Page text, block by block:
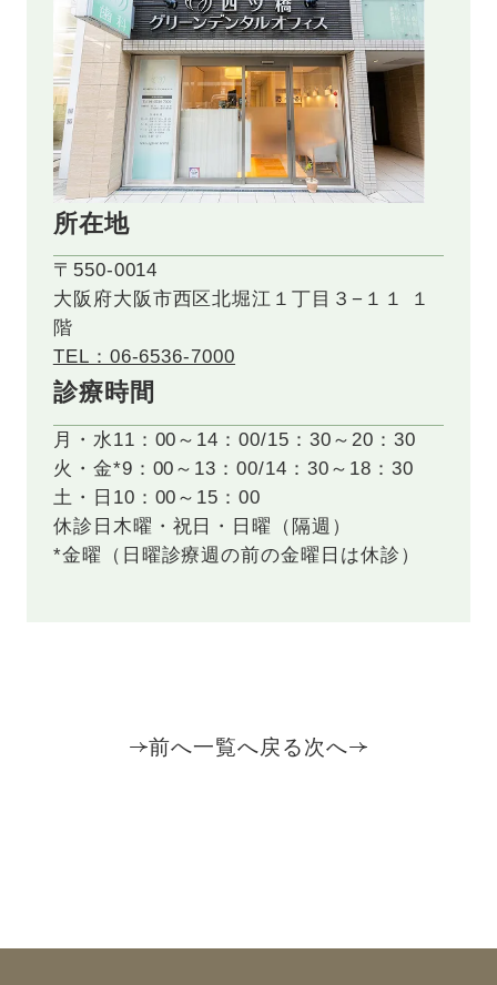
所在地
〒550-0014
大阪府大阪市西区北堀江１丁目３−１１ １
階
TEL：06-6536-7000
診療時間
月・水11：00～14：00/15：30～20：30
火・金*9：00～13：00/14：30～18：30
土・日 10：00～15：00
休診日 木曜・祝日・日曜（隔週）
*金曜（日曜診療週の前の金曜日は休診）
前へ一覧へ戻る次へ